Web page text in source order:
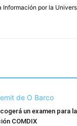
por la
un examen para la
COMDIX